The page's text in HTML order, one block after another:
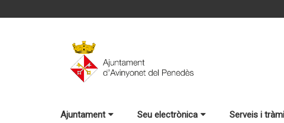
Ajuntament Seu electrònica Serveis i